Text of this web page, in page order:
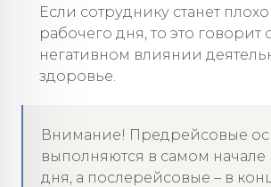
Если сотруднику станет
рабочего дня, то это говорит
негативном влиянии
здоровье.
Внимание! Предрейсовые
выполняются в самом начале
дня, а послерейсовые – в